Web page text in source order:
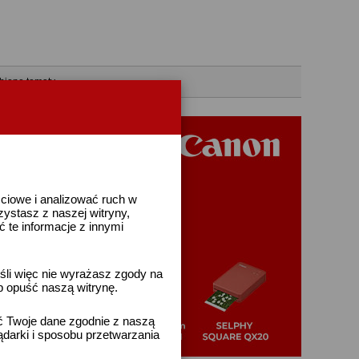
i analizować ruch w
z naszej witryny,
te informacje z innymi
więc nie wyrażasz zgody na
opuść naszą witrynę.
dane zgodnie z naszą
i sposobu przetwarzania
tematy